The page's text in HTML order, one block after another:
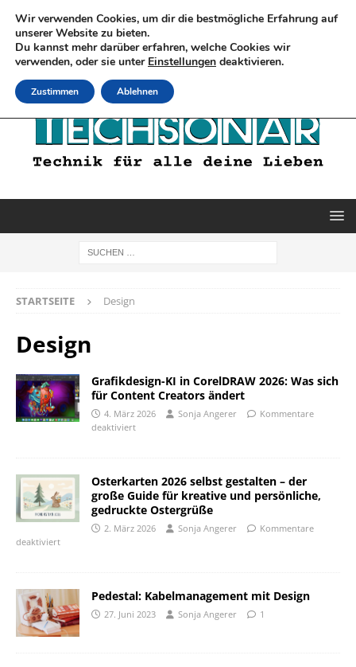
STARTSEITE Design
Design
Grafikdesign-KI in CorelDRAW 2026: Was sich
für Content Creators ändert
4. März 2026 Sonja Angerer
Kommentare
deaktiviert
Osterkarten 2026 selbst gestalten – der
große Guide für kreative und persönliche,
gedruckte Ostergrüße
2. März 2026 Sonja Angerer
Kommentare
deaktiviert
Pedestal: Kabelmanagement mit Design
27. Juni 2023 Sonja Angerer 1
Wir verwenden Cookies, um dir die bestmögliche Erfahrung auf
unserer Website zu bieten.
Du kannst mehr darüber erfahren, welche Cookies wir
verwenden, oder sie unter Einstellungen deaktivieren.
Zustimmen Ablehnen